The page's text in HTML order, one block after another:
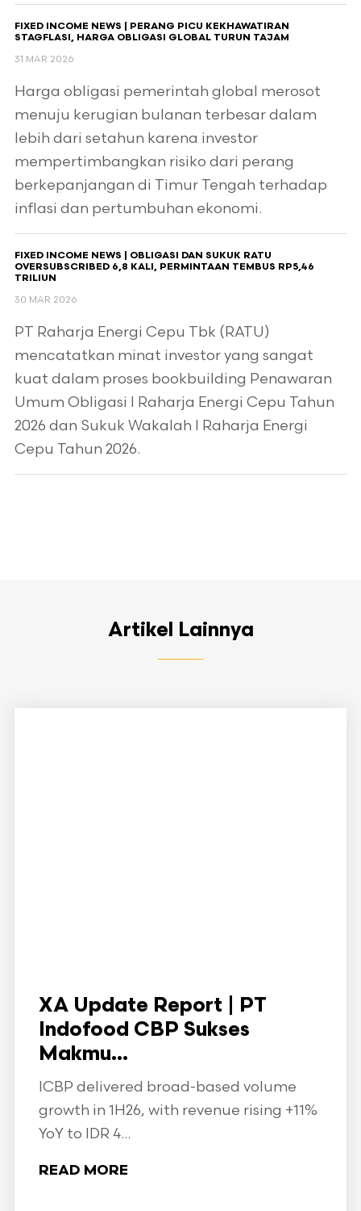
FIXED INCOME NEWS | PERANG PICU KEKHAWATIRAN
STAGFLASI, HARGA OBLIGASI GLOBAL TURUN TAJAM
31 MAR 2026
Harga obligasi pemerintah global merosot
menuju kerugian bulanan terbesar dalam
lebih dari setahun karena investor
mempertimbangkan risiko dari perang
berkepanjangan di Timur Tengah terhadap
inflasi dan pertumbuhan ekonomi.
FIXED INCOME NEWS | OBLIGASI DAN SUKUK RATU
OVERSUBSCRIBED 6,8 KALI, PERMINTAAN TEMBUS RP5,46
TRILIUN
30 MAR 2026
PT Raharja Energi Cepu Tbk (RATU)
mencatatkan minat investor yang sangat
kuat dalam proses bookbuilding Penawaran
Umum Obligasi I Raharja Energi Cepu Tahun
2026 dan Sukuk Wakalah I Raharja Energi
Cepu Tahun 2026.
Artikel Lainnya
XA Update Report | PT
Indofood CBP Sukses
Makmu...
ICBP delivered broad-based volume
growth in 1H26, with revenue rising +11%
YoY to IDR 4...
READ MORE